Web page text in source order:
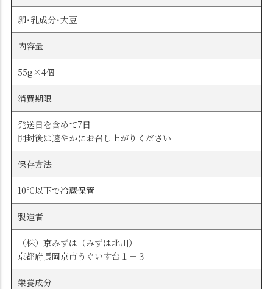
卵･乳成分･大豆
内容量
55g×4個
消費期限
発送日を含めて7日
開封後は速やかにお召し上がりください
保存方法
10℃以下で冷蔵保管
製造者
（株）京みずは（みずは北川）
京都府長岡京市うぐいす台１－３
栄養成分